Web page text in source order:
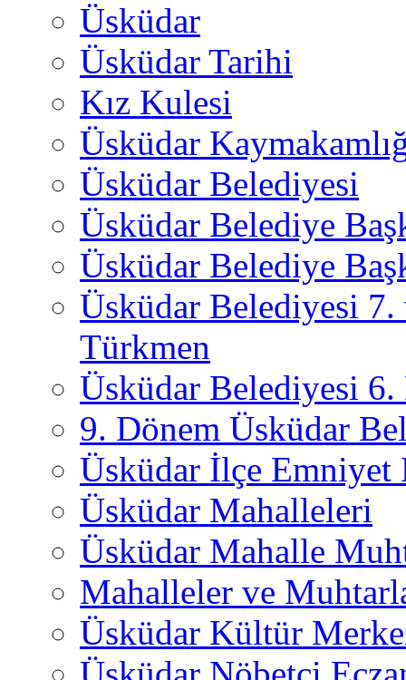
Üsküdar
Üsküdar Tarihi
Kız Kulesi
Üsküdar
Üsküdar Belediyesi
Üsküdar Belediye
Üsküdar Belediye
Üsküdar Belediyesi
Türkmen
Üsküdar Belediyesi 6.
9. Dönem Üsküdar
Üsküdar İlçe
Üsküdar Mahalleleri
Üsküdar Mahalle
Mahalleler ve
Üsküdar Kültür